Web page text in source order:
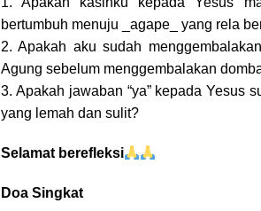
bertumbuh menuju _agape_ yang rela
2. Apakah aku sudah
Agung sebelum menggembalakan
3. Apakah jawaban “ya” kepada Yesus
yang lemah dan sulit?
Selamat berefleksi
Doa Singkat